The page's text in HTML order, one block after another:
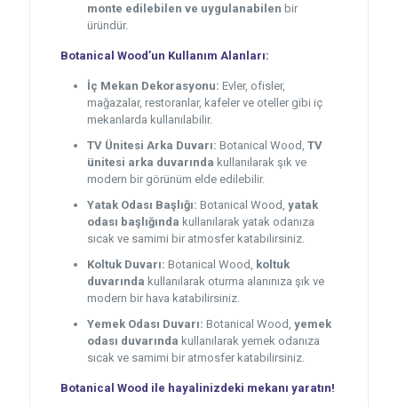
monte edilebilen ve uygulanabilen bir
üründür.
Botanical Wood’un Kullanım Alanları:
İç Mekan Dekorasyonu: Evler, ofisler,
mağazalar, restoranlar, kafeler ve oteller gibi iç
mekanlarda kullanılabilir.
TV Ünitesi Arka Duvarı: Botanical Wood, TV
ünitesi arka duvarında kullanılarak şık ve
modern bir görünüm elde edilebilir.
Yatak Odası Başlığı: Botanical Wood, yatak
odası başlığında kullanılarak yatak odanıza
sıcak ve samimi bir atmosfer katabilirsiniz.
Koltuk Duvarı: Botanical Wood, koltuk
duvarında kullanılarak oturma alanınıza şık ve
modern bir hava katabilirsiniz.
Yemek Odası Duvarı: Botanical Wood, yemek
odası duvarında kullanılarak yemek odanıza
sıcak ve samimi bir atmosfer katabilirsiniz.
Botanical Wood ile hayalinizdeki mekanı yaratın!